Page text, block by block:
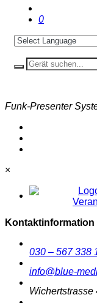
0
Funk-Presenter
×
Kontaktinformation
030 – 567 338
info@blue-
Wichertstrasse